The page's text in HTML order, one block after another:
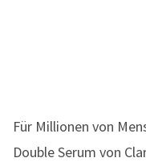
Für Millionen von
Double Serum von